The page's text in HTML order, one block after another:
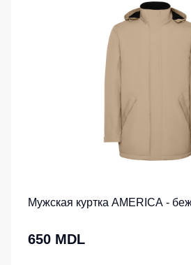
Мужская куртка AMERICA -
650 MDL